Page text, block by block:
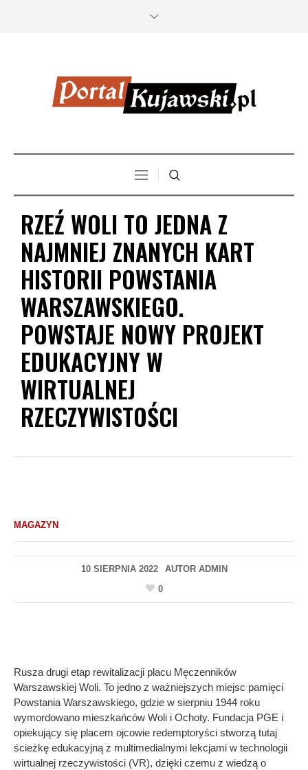
RZEŹ WOLI TO JEDNA Z
NAJMNIEJ ZNANYCH KART
HISTORII POWSTANIA
WARSZAWSKIEGO.
POWSTAJE NOWY PROJEKT
EDUKACYJNY W
WIRTUALNEJ
RZECZYWISTOŚCI
MAGAZYN
10 SIERPNIA 2022 AUTOR ADMIN
0
Rusza drugi etap rewitalizacji placu Męczenników
Warszawskiej Woli. To jedno z ważniejszych miejsc pamięci
Powstania Warszawskiego, gdzie w sierpniu 1944 roku
wymordowano mieszkańców Woli i Ochoty. Fundacja PGE i
opiekujący się placem ojcowie redemptoryści stworzą tutaj
ścieżkę edukacyjną z multimedialnymi lekcjami w technologii
wirtualnej rzeczywistości (VR), dzięki czemu z wiedzą o